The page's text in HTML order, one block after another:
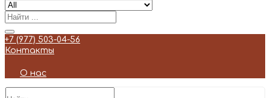
+7 (977) 503-04-56
Контакты
О нас